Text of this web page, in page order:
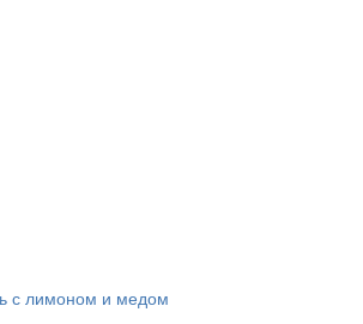
с лимоном и медом